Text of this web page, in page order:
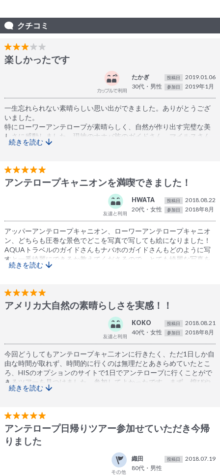
クチコミ
楽しかったです
たかぎ
30代・男性
投稿日 2019.01.06
参加日 2019年1月
一生忘れられない素晴らしい思い出ができました。ありがとうござ
いました。
特にローワーアンテロープが素晴らしく、自然が作り出す完璧な美
しさに感動しました。現地のナホバ族のガイドさん、マイルスさん
も私たちが楽しめるよう楽しく丁寧に案内してく下さり、写真を撮
お迎え時、集合時間の１０分前に到着していたにも関わらず、置い
ていかれてしまいました。４０分待ってもお迎えが来なかった時は
本当に不安でした。お迎えの車がもう一度戻って来たのでツアーに
は参加できましたが、他の参加者の方からすると、「遅刻者」であ
り、一日中「遅刻者」として過ごすのは本当に辛かったです。集合
場所が同じツアーが他社含めいくつかあるようです。人が多いの
で、自分の存在を示さないと置いていかれます。注意してくださ
い。
途中、速度違反で警察に止められました。見過ごしてもらえたよう
で良かったです。事故等なく、無事に1日を終えられて安心しまし
た。一生忘れることのない思い出ができました。
続きを読む
アンテロープキャニオンを満喫できました！
HWATA
20代・女性
投稿日 2018.08.22
参加日 2018年8月
アッパーアンテロープキャニオン、ローワーアンテロープキャニオ
ン、どちらも圧巻な景色でどこを写真で写しても絵になりました！
AQUAトラベルのガイドさんもナバホのガイドさんもどのように写
すと一番綺麗にできるか教えてくださるので、とても綺麗な写真を
撮ることができました！日本語を話すガイドさんがいろいろ教えて
砂埃が舞うので口を押さえるようのハンカチとか、サングラスが必
要だと思いました！また沢山歩くので、スニーカーは必須です！ア
ンテロープキャニオンに行く前にホースシューベンドも行きまし
た！ホースシューベンドも、アンテロープキャニオンも堪能できる
このツアーは本当にオススメだと思います！
続きを読む
アメリカ大自然の素晴らしさを実感！！
KOKO
40代・女性
投稿日 2018.08.21
参加日 2018年8月
今回どうしてもアンテロープキャ二オンに行きたく、ただ1日しか自
由な時間が取れず、時間的に行くのは無理だとあきらめていたとこ
ろ、HISのオプションのサイトで1日でアンテロープに行くことがで
きるツアーを見つけました。参加してよかったです。まず、煌びや
かなラスベガスの都市から車で走ること約5時間弱、途中の景色から
を教えてくれたので、持っているスマートフォンに美しい写真を収
めることができました。また、普段触れ合うことのできないナバホ
族の人達に触れ合えたことはとても貴重な体験でした。また、アン
テロープはアッパー(UPPER)とローアー(LOWER)があり、両方行く
ことができるのはアンテロープキャニオン好きには最高のツアーで
した。ガイドさん、ドライバーさんもとても親切で、私にとって人
続きを読む
アンテロープ日帰りツアー参加せていただき今帰
りました
織田
80代・男性
投稿日 2018.07.19